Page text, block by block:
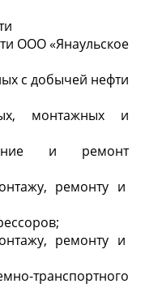
ООО «Янаульское
с добычей нефти
монтажных и
и ремонт
ремонту и
ремонту и